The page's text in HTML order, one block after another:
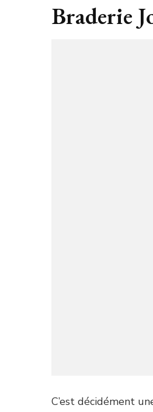
Braderie
C’est décidément